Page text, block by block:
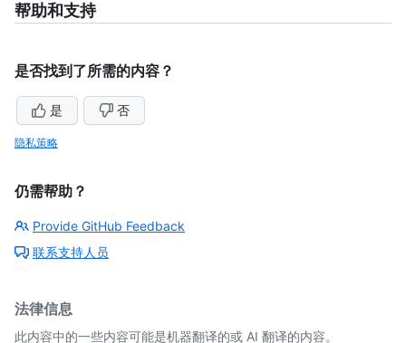
帮助和支持
是否找到了所需的内容？
是 否
隐私策略
仍需帮助？
Provide GitHub Feedback
联系支持人员
法律信息
此内容中的一些内容可能是机器翻译的或 AI 翻译的内容。